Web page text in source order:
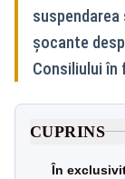
șocante
Consiliului
CUPRINS
În